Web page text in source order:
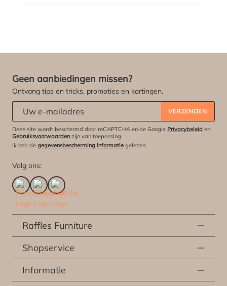
Geen aanbiedingen missen?
Ontvang tips en tricks, promoties en kortingen.
VERZENDEN
Deze site wordt beschermd door reCAPTCHA en de Google Privacybeleid en
Gebruiksvoorwaarden zijn van toepassing.
Ik heb de gegevensbescherming informatie gelezen.
Volg ons:
Raffles Furniture
Shopservice
Informatie